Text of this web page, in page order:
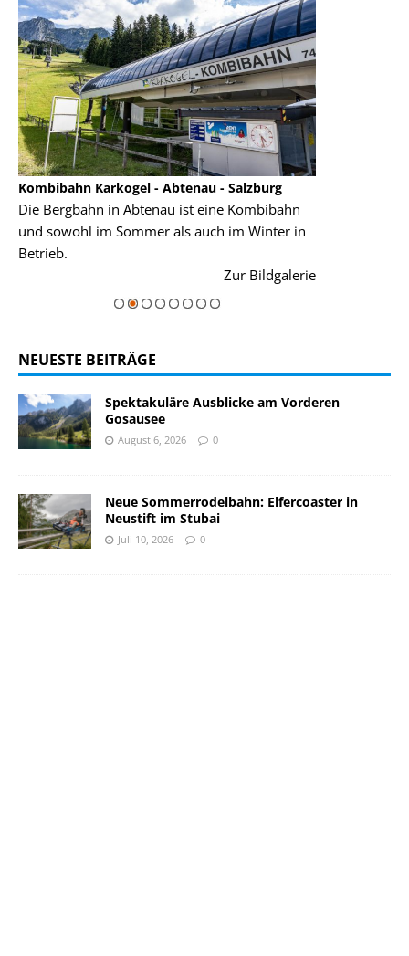
Kombibahn Karkogel - Abtenau - Salzburg
Die Bergbahn in Abtenau ist eine Kombibahn
und sowohl im Sommer als auch im Winter in
Betrieb.
Zur Bildgalerie
NEUESTE BEITRÄGE
Spektakuläre Ausblicke am Vorderen
Gosausee
August 6, 2026 0
Neue Sommerrodelbahn: Elfercoaster in
Neustift im Stubai
Juli 10, 2026 0